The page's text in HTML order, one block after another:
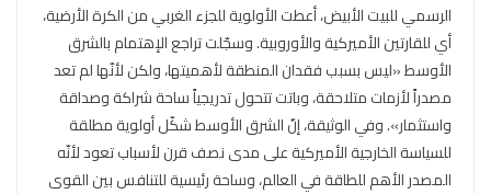
الرسمي للبيت الأبيض، أعطت الأولوية للجزء الغربي من الكرة الأرضية،
أي للقارتين الأميركية والأوروبية. وسجّلت تراجع الإهتمام بالشرق
الأوسط «ليس بسبب فقدان المنطقة لأهميتها، ولكن لأنّها لم تعد
مصدراً لأزمات متلاحقة، وباتت تتحول تدريجياً ساحة شراكة وصداقة
واستثمار». وفي الوثيقة، إنّ الشرق الأوسط شكّل أولوية مطلقة
للسياسة الخارجية الأميركية على مدى نصف قرن لأسباب تعود لأنّه
المصدر الأهم للطاقة في العالم، وساحة رئيسية للتنافس بين القوى